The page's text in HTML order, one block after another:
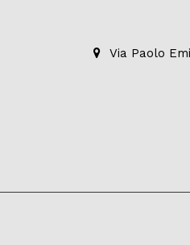
Via Paolo